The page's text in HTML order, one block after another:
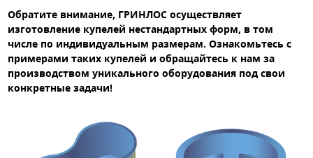
Обратите внимание, ГРИНЛОС осуществляет
изготовление купелей нестандартных форм, в том
числе по индивидуальным размерам. Ознакомьтесь с
примерами таких купелей и обращайтесь к нам за
производством уникального оборудования под свои
конкретные задачи!